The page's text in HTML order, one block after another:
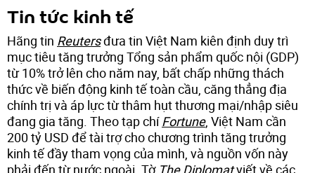
Tin tức kinh tế
Hãng tin Reutersđưa tin Việt Nam kiên định duy trì
mục tiêu tăng trưởng Tổng sản phẩm quốc nội (GDP)
từ 10% trở lên cho năm nay, bất chấp những thách
thức về biến động kinh tế toàn cầu, căng thẳng địa
chính trị và áp lực từ thâm hụt thương mại/nhập siêu
đang gia tăng. Theo tạp chíFortune, Việt Nam cần
200 tỷ USD để tài trợ cho chương trình tăng trưởng
kinh tế đầy tham vọng của mình, và nguồn vốn này
phải đến từ nước ngoài. Tờ The Diplomatviết về các